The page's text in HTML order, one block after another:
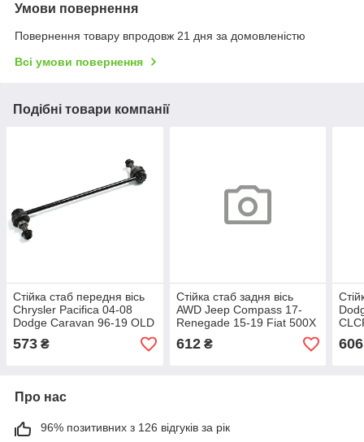
Умови повернення
Повернення товару впродовж 21 дня за домовленістю
Всі умови повернення
Подібні товари компанії
Стійка стаб передня вісь
Chrysler Pacifica 04-08
Dodge Caravan 96-19 OLD
CLCR-1 (вир-во CTR),
арт.CL0015
573 ₴
Стійка стаб задня вісь
AWD Jeep Compass 17-
Renegade 15-19 Fiat 500X
16- OLD CLCR-13 (вир-во
CTR), арт.CL0026
612₴ 606
Про нас
96% позитивних з 126 відгуків за рік